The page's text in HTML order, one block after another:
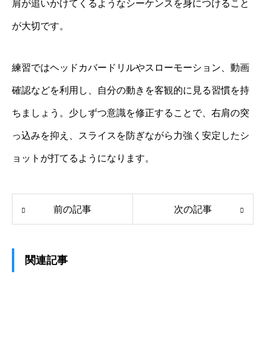
肩が追いかけてくるようなシーケンスを身につけること
が大切です。
練習ではヘッドカバードリルやスローモーション、動画
確認などを利用し、自分の動きを客観的に見る習慣を持
ちましょう。少しずつ意識を修正することで、右肩の突
っ込みを抑え、スライスを防ぎながら力強く安定したシ
ョットが打てるようになります。
前の記事 次の記事
関連記事